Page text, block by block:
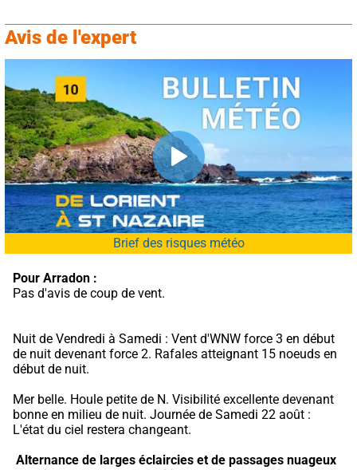
Avis de l'expert
Brief des risques météo
Pour Arradon :
Pas d'avis de coup de vent.
Nuit de Vendredi à Samedi : Vent d'WNW force 3 en début
de nuit devenant force 2. Rafales atteignant 15 noeuds en
début de nuit.
Mer belle. Houle petite de N. Visibilité excellente devenant
bonne en milieu de nuit. Journée de Samedi 22 août :
L'état du ciel restera changeant.
Alternance de larges éclaircies et de passages nuageux